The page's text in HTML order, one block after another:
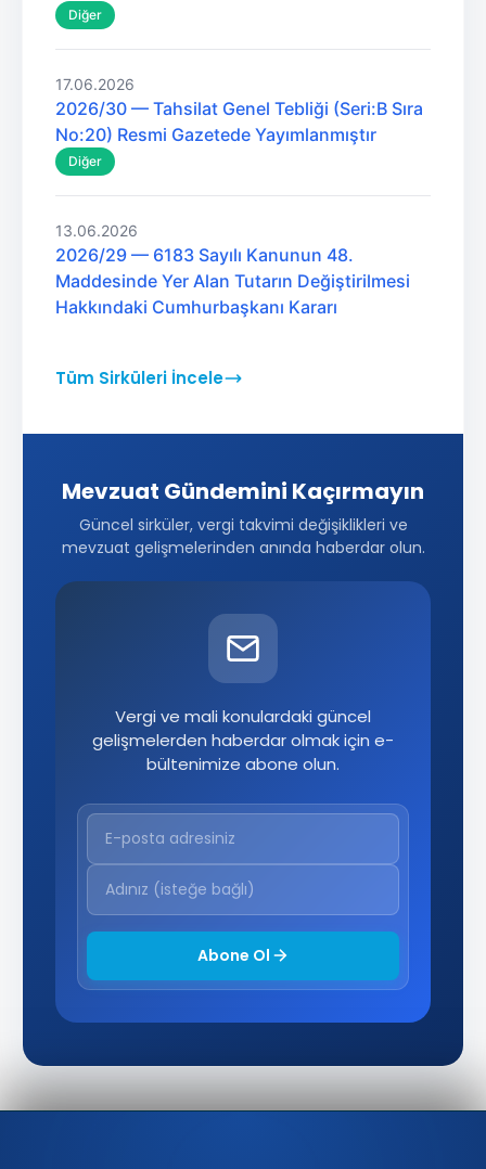
Diğer
17.06.2026
2026/30 — Tahsilat Genel Tebliği (Seri:B Sıra
No:20) Resmi Gazetede Yayımlanmıştır
Diğer
13.06.2026
2026/29 — 6183 Sayılı Kanunun 48.
Maddesinde Yer Alan Tutarın Değiştirilmesi
Hakkındaki Cumhurbaşkanı Kararı
Tüm Sirküleri İncele
Mevzuat Gündemini Kaçırmayın
Güncel sirküler, vergi takvimi değişiklikleri ve
mevzuat gelişmelerinden anında haberdar olun.
Vergi ve mali konulardaki güncel
gelişmelerden haberdar olmak için e-
bültenimize abone olun.
Abone Ol